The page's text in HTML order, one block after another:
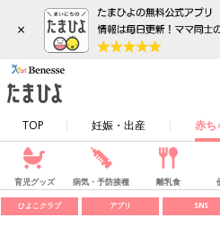
×
TOP 妊娠・出産 赤ち
育児グッズ 病気・予防接種 離乳食
ひよこクラブ アプリ SNS